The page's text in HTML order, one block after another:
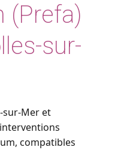
(Prefa)
sur-
sur-Mer et
compatibles